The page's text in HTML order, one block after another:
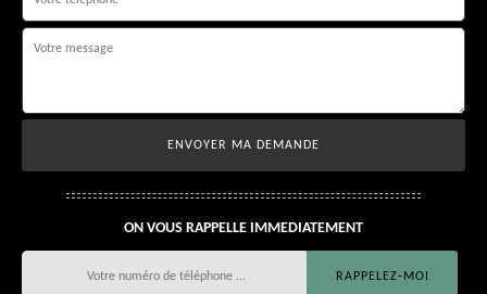
ON VOUS RAPPELLE IMMEDIATEMENT